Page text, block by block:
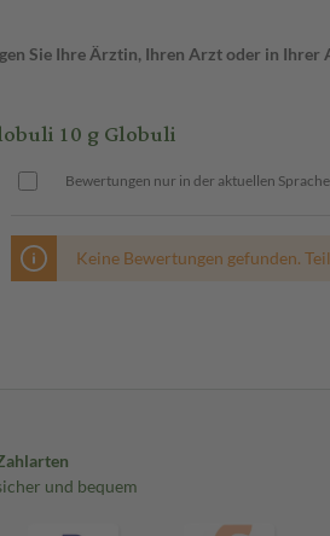
Sie Ihre Ärztin, Ihren Arzt oder in Ihrer
10 g Globuli
Bewertungen nur in der aktuellen
Keine Bewertungen gefunden.
und bequem